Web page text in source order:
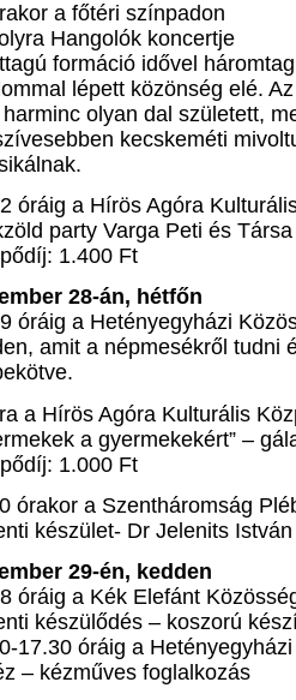
a főtéri színpadon
Hangolók koncertje
formáció idővel
lépett közönség elé.
olyan dal született,
kecskeméti
óráig a Hírös Agóra
party Varga Peti és
1.400 Ft
28-án, hétfőn
óráig a Hetényegyházi
amit a népmesékről tudni
a Hírös Agóra Kulturális
a gyermekekért” –
1.000 Ft
órakor a Szentháromság
készület- Dr Jelenits
29-én, kedden
óráig a Kék Elefánt
készülődés – koszorú
17.30 óráig a
– kézműves foglalkozás